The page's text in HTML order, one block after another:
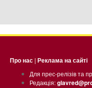
Про нас | Реклама на сайті
Для прес-релізів та
Редакція: